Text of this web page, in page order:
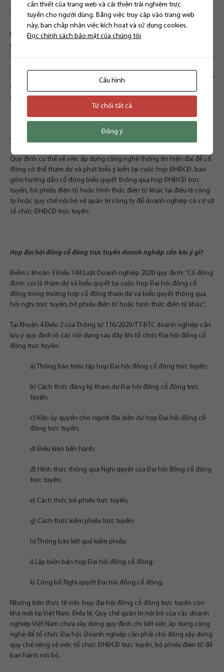
3. Các báo cáo tài chính
Báo cáo kiểm toán báo cáo tài chính năm của công ty có các khoản
ngoại trừ trọng yếu, ý kiến kiểm toán trái ngược hoặc từ chối, công
ty đại chúng phải mời đại diện tổ chức kiểm toán được chấp thuận
thực hiện kiểm toán báo cáo tài chính của công ty dự họp ĐHĐCĐ
thường niên và đại diện tổ chức kiểm toán được chấp thuận nêu trên
có trách nhiệm tham dự họp ĐHCĐ thường niên của công ty đại
chúng.
4. Quy định về công nghệ khi họp trực tuyến
Quy định cụ thể về việc áp dụng công nghệ thông tin hiện đại để cổ
đông có thể tham dự và phát biểu ý kiến tại cuộc họp ĐHĐCĐ, bao
gồm hướng dẫn cổ đông biểu quyết thông qua họp ĐHĐCĐ trực
tuyến, bỏ phiếu điện tử hoặc hình thức điện tử khác tại điều lệ công
ty hoặc quy chế nội bộ về quản trị công ty để doanh nghiệp có cơ sở
tổ chức ĐHĐCĐ trực tuyến.
Họp đại hội đồng cổ đông trực tuyến doanh nghiệp cần lưu ý gì?
Điểm c khoản 3 Điều 144 Luật Doanh nghiệp 2020 quy định: “Cổ đông
được coi là tham dự và biểu quyết tại cuộc họp Đại hội đồng cổ
đông trong trường hợp cổ đông tham dự và biểu quyết thông qua
hội nghị trực tuyến, bỏ phiếu điện tử hoặc hình thức điện tử khác”.
Tại Khoản 4 Điều 2 của Thông tư 116/2020/TT-BTC doanh nghiệp cần
lưu ý quy định rõ các nội dung sau đây khi tổ chức Đại hội đổng cổ
đông trực tuyến:
a) Thông báo triệu tập họp Đại hội đồng cổ đông trực tuyến;
b) Cách thức đăng ký tham dự Đại hội đồng cổ đông trực
tuyến;
c) Việc ủy quyền cho người đại diện dự họp Đại hội đồng cổ
đông trực tuyến;
d) Điều kiện tiến hành;
đ) Hình thức thông qua Nghị quyết của Đại hội đồng cổ đông
trực tuyến;
e) Cách thức bỏ phiếu trực tuyến;
g) Cách thức kiểm phiếu trực tuyến;
h) Thông báo kết quả kiểm phiếu;
i) Lập biên bản họp Đại hội đồng cổ đông;
k) Công bố Nghị quyết Đại hội đồng cổ đông.
Nhưng trên thực tế việc họp đại hội đồng cổ đông trực tuyến còn
khá mới tại Việt Nam. Ðiều lệ, Quy chế quản trị nội bộ của các doanh
nghiệp Việt Nam chưa xây dựng quy định chi tiết việc áp dụng công
nghệ để tổ chức Ðại hội. Doanh nghiệp cần phải chủ động xây dựng
quy chế riêng về việc tổ chức ÐHĐCÐ trực tuyến, bỏ phiếu điện tử để
ban hành nội bộ.
cần thiết của trang web và cải thiện trải nghiệm trực
tuyến cho người dùng. Bằng việc truy cập vào trang web
này, bạn chấp nhận việc kích hoạt và sử dụng cookies.
Đọc chính sách bảo mật của chúng tôi
Cấu hình
Từ chối tất cả
Đồng ý